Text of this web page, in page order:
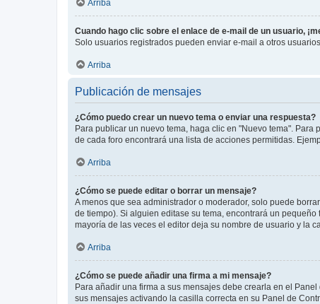
Arriba
Cuando hago clic sobre el enlace de e-mail de un usuario,
Solo usuarios registrados pueden enviar e-mail a otros
Arriba
Publicación de mensajes
¿Cómo puedo crear un nuevo tema o enviar una respuesta?
Para publicar un nuevo tema, haga clic en "Nuevo tema".
de cada foro encontrará una lista de acciones permitidas.
Arriba
¿Cómo se puede editar o borrar un mensaje?
A menos que sea administrador o moderador, solo puede
de tiempo). Si alguien editase su tema, encontrará un
mayoría de las veces el editor deja su nombre de usuario y la
Arriba
¿Cómo se puede añadir una firma a mi mensaje?
Para añadir una firma a sus mensajes debe crearla en el
sus mensajes activando la casilla correcta en su Panel de